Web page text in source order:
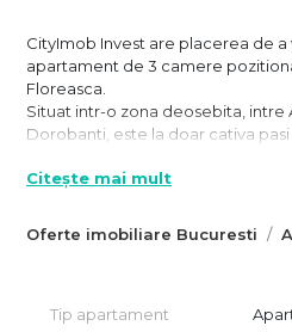
Oferte imobiliare Bucuresti
CityImob Invest are placerea de a
apartament de 3 camere
Floreasca.
Situat intr-o zona deosebita, intre
Dorobanti, este la doar cativa
și Parcul Ponton Floresca) si in
apropiere se regasesc scoli si
acces rapid la transportul public.
Suprafata, de 102 mp utili, este
Citește mai mult
Tip apartament